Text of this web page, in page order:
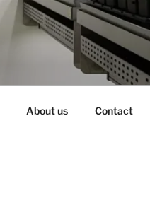
About us Contact